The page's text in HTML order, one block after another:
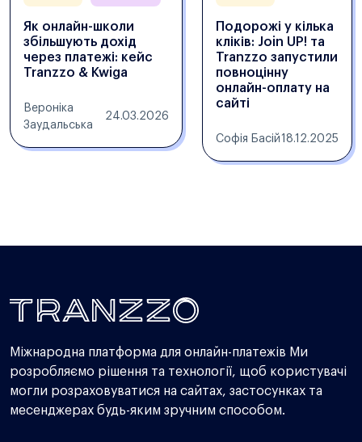
Як онлайн-школи
збільшують дохід
через платежі: кейс
Tranzzo & Kwiga
Вероніка
Заудальська
24.03.2026
Подорожі у кілька
кліків: Join UP! та
Tranzzo запустили
повноцінну
онлайн-оплату на
сайті
Софія Басій18.12.2025
Міжнародна платформа для онлайн-платежів Ми
розробляємо рішення та технології, щоб користувачі
могли розраховуватися на сайтах, застосунках та
месенджерах будь-яким зручним способом.